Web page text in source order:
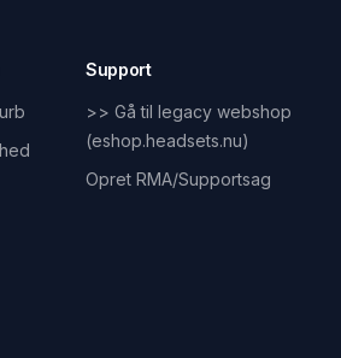
Support
>> Gå til legacy webshop
(eshop.headsets.nu)
Opret RMA/Supportsag